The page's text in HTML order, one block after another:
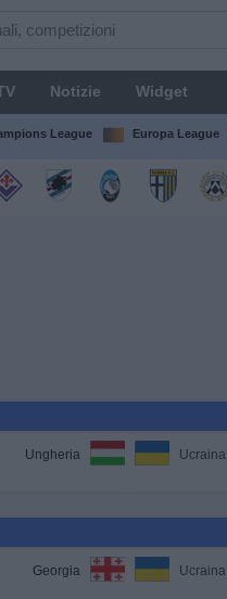
Notizie Widget
League Europa League
Ungheria Ucraina
Georgia Ucraina